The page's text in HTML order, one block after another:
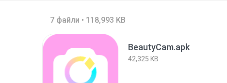
7 файли • 118,993 KB
BeautyCam.apk
42,325 KB